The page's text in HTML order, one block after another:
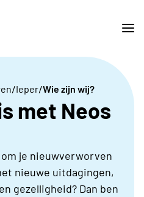
/Ieper/Wie zijn wij?
met Neos
je nieuwverworven
nieuwe uitdagingen,
gezelligheid? Dan ben